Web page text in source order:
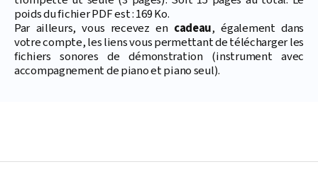
poids du fichier PDF est : 169 Ko.
Par ailleurs, vous recevez en cadeau, également dans
votre compte, les liens vous permettant de télécharger les
fichiers sonores de démonstration (instrument avec
accompagnement de piano et piano seul).